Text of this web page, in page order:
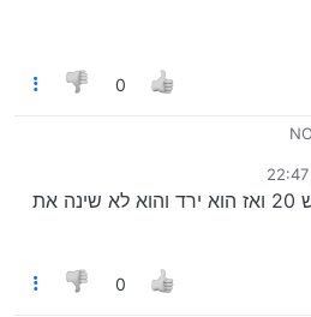
0
בהתחלה הוא דרש 20 ואז הוא ירד והוא לא שינה את
0